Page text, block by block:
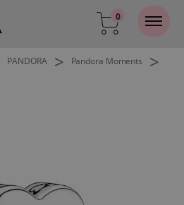
0
PANDORA > Pandora Moments >